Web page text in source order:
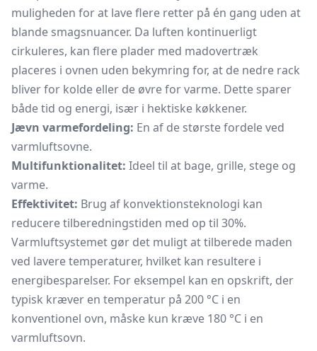
muligheden for at lave flere retter på én gang uden at
blande smagsnuancer. Da luften kontinuerligt
cirkuleres, kan flere plader med madovertræk
placeres i ovnen uden bekymring for, at de nedre rack
bliver for kolde eller de øvre for varme. Dette sparer
både tid og energi, især i hektiske køkkener.
Jævn varmefordeling: En af de største fordele ved
varmluftsovne.
Multifunktionalitet: Ideel til at bage, grille, stege og
varme.
Effektivitet: Brug af konvektionsteknologi kan
reducere tilberedningstiden med op til 30%.
Varmluftsystemet gør det muligt at tilberede maden
ved lavere temperaturer, hvilket kan resultere i
energibesparelser. For eksempel kan en opskrift, der
typisk kræver en temperatur på 200 °C i en
konventionel ovn, måske kun kræve 180 °C i en
varmluftsovn.